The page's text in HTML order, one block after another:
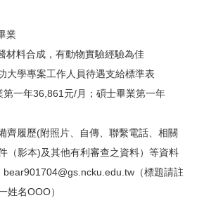
業
材料合成，有動物實驗經驗為佳
大學專案工作人員待遇支給標準表
36,861元/月；碩士畢業第一年
齊履歷(附照片、自傳、聯繫電話、相關
（影本)及其他有利審查之資料）等資料
bear901704@gs.ncku.edu.tw（標題請註
姓名OOO）